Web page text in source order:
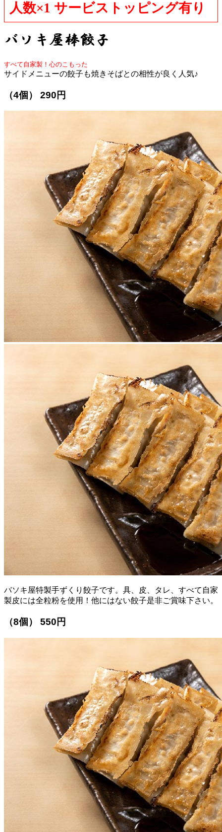
人数×1 サービストッピング有り
すべて自家製！心のこもった
サイドメニューの餃子も焼きそばとの相性が良く人気♪
（4個） 290円
バソキ屋特製手ずくり餃子です。具、皮、タレ、すべて自家
製皮には全粒粉を使用！他にはない餃子是非ご賞味下さい。
（8個） 550円